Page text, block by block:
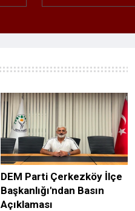
DEM Parti Çerkezköy İlçe
Başkanlığı'ndan Basın
Açıklaması